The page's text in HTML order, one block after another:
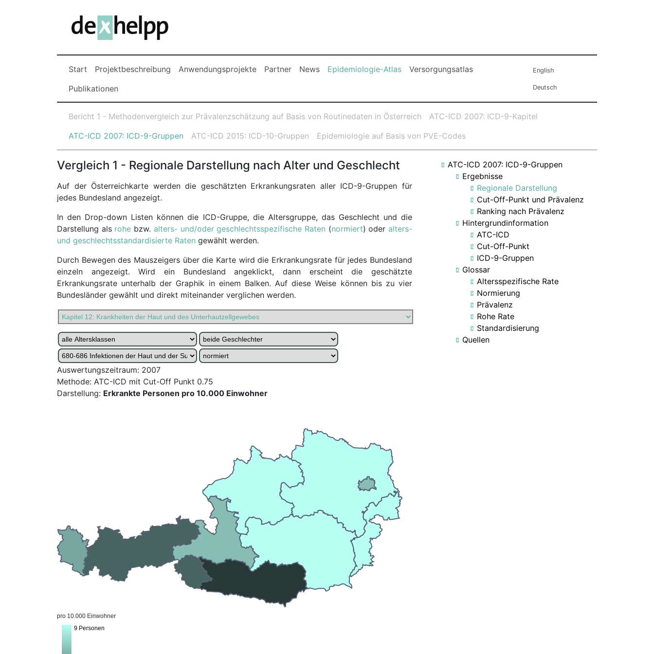
Start Projektbeschreibung Anwendungsprojekte Partner News Epidemiologie-Atlas(current)
Versorgungsatlas
Publikationen
English
Deutsch
Bericht 1 - Methodenvergleich zur Prävalenzschätzung auf Basis von Routinedaten in Österreich
ATC-ICD 2007: ICD-9-Kapitel
ATC-ICD 2007: ICD-9-Gruppen
ATC-ICD 2015: ICD-10-Gruppen Epidemiologie auf Basis von PVE-Codes
Vergleich 1 - Regionale Darstellung nach Alter und Geschlecht
Auf der Österreichkarte werden die geschätzten Erkrankungsraten aller ICD-9-Gruppen für
jedes Bundesland angezeigt.
In den Drop-down Listen können die ICD-Gruppe, die Altersgruppe, das Geschlecht und die
Darstellung als rohe bzw. alters- und/oder geschlechtsspezifische Raten (normiert) oder alters-
und geschlechtsstandardisierte Raten gewählt werden.
Durch Bewegen des Mauszeigers über die Karte wird die Erkrankungsrate für jedes Bundesland
einzeln angezeigt. Wird ein Bundesland angeklickt, dann erscheint die geschätzte
Erkrankungsrate unterhalb der Graphik in einem Balken. Auf diese Weise können bis zu vier
Bundesländer gewählt und direkt miteinander verglichen werden.
Auswertungszeitraum: 2007
Methode: ATC-ICD mit Cut-Off Punkt 0.75
Darstellung: Erkrankte Personen pro 10.000 Einwohner
pro 10.000 Einwohner
9 Personen
ATC-ICD 2007: ICD-9-Gruppen
Ergebnisse
Regionale Darstellung
Cut-Off-Punkt und Prävalenz
Ranking nach Prävalenz
Hintergrundinformation
ATC-ICD
Cut-Off-Punkt
ICD-9-Gruppen
Glossar
Altersspezifische Rate
Normierung
Prävalenz
Rohe Rate
Standardisierung
Quellen